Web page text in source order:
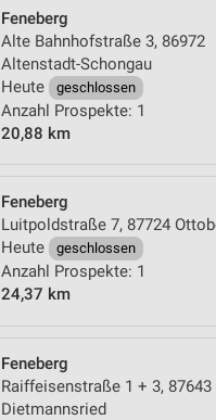
Feneberg
Alte Bahnhofstraße 3, 86972
Altenstadt-Schongau
Heute
geschlossen
Anzahl Prospekte: 1
20,88 km
Feneberg
Luitpoldstraße 7, 87724
Heute
geschlossen
Anzahl Prospekte: 1
24,37 km
Feneberg
Raiffeisenstraße 1 + 3, 87643
Dietmannsried